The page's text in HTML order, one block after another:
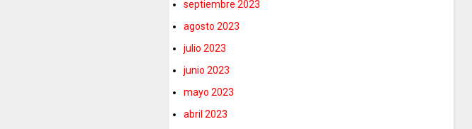
septiembre 2023
agosto 2023
julio 2023
junio 2023
mayo 2023
abril 2023